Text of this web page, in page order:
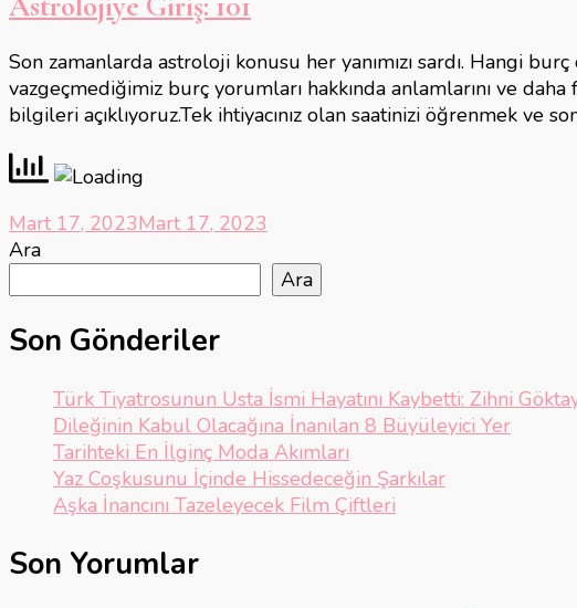
Son zamanlarda astroloji konusu her yanımızı sardı. Hangi
vazgeçmediğimiz burç yorumları hakkında anlamlarını ve
bilgileri açıklıyoruz.Tek ihtiyacınız olan saatinizi öğrenmek ve
Mart 17, 2023Mart 17, 2023
Ara
Ara
Son Gönderiler
Türk Tiyatrosunun Usta İsmi Hayatını Kaybetti: Zihni
Dileğinin Kabul Olacağına İnanılan 8 Büyüleyici Yer
Tarihteki En İlginç Moda Akımları
Yaz Coşkusunu İçinde Hissedeceğin Şarkılar
Aşka İnancını Tazeleyecek Film Çiftleri
Son Yorumlar